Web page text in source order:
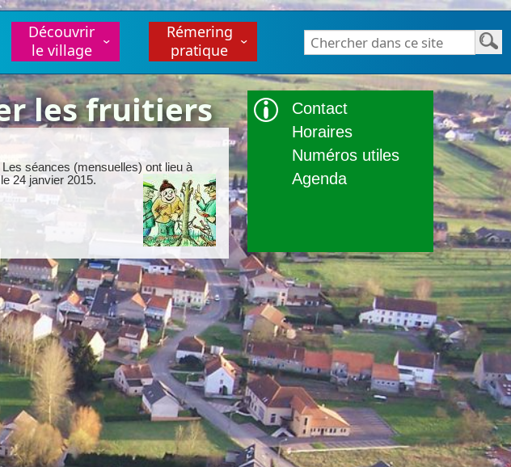
Découvrir
le village
Rémering
pratique
Chercher dans ce site
les fruitiers
séances (mensuelles) ont lieu à
24 janvier 2015.
Contact
Horaires
Numéros utiles
Agenda